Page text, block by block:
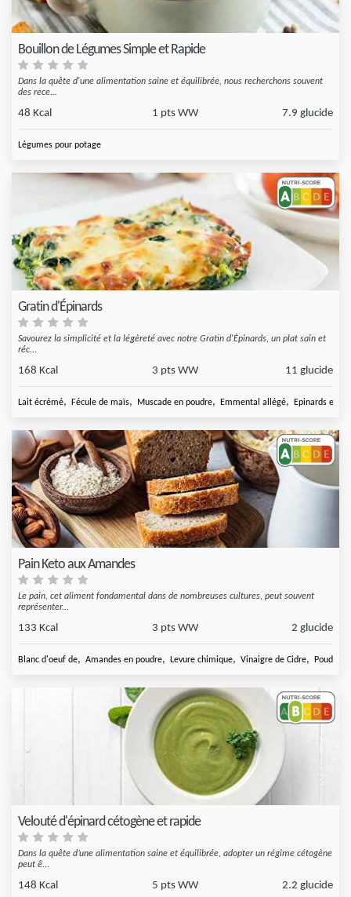
Bouillon de Légumes Simple et Rapide
Dans la quête d'une alimentation saine et équilibrée, nous recherchons souvent
des rece...
48 Kcal 1 pts WW 7.9 glucide
Légumes pour potage
Gratin d'Épinards
Savourez la simplicité et la légèreté avec notre Gratin d'Épinards, un plat sain et
réc...
168 Kcal 3 pts WW 11 glucide
Lait écrémé, Fécule de maïs, Muscade en poudre, Emmental allégé, Epinards en
Pain Keto aux Amandes
Le pain, cet aliment fondamental dans de nombreuses cultures, peut souvent
représenter...
133 Kcal 3 pts WW 2 glucide
Blanc d'oeuf de, Amandes en poudre, Levure chimique, Vinaigre de Cidre, Poudre
Velouté d'épinard cétogène et rapide
Dans la quête d’une alimentation saine et équilibrée, adopter un régime cétogène
peut ê...
148 Kcal 5 pts WW 2.2 glucide